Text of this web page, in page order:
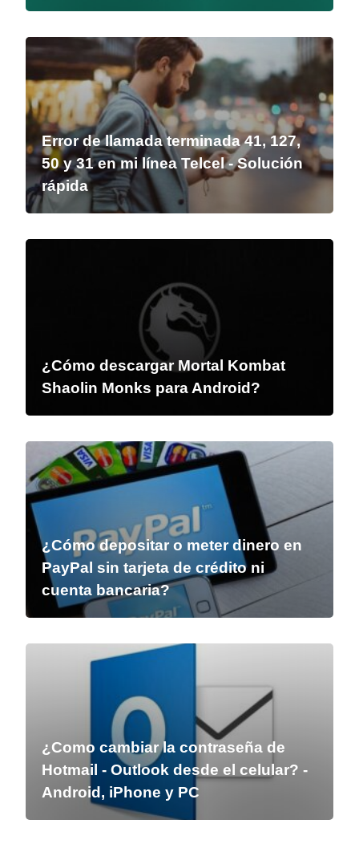
Error de llamada terminada 41, 127,
50 y 31 en mi línea Telcel - Solución
rápida
¿Cómo descargar Mortal Kombat
Shaolin Monks para Android?
¿Cómo depositar o meter dinero en
PayPal sin tarjeta de crédito ni
cuenta bancaria?
¿Como cambiar la contraseña de
Hotmail - Outlook desde el celular? -
Android, iPhone y PC